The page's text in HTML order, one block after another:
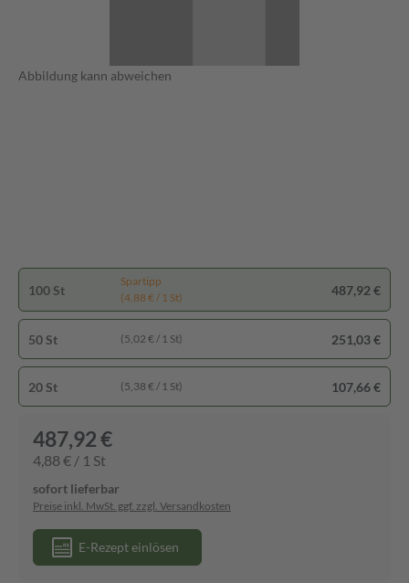
Abbildung kann abweichen
100 St
Spartipp
(4,88 € / 1 St)
487,92 €
50 St (5,02 € / 1 St) 251,03 €
20 St (5,38 € / 1 St) 107,66 €
487,92 €
4,88 € / 1 St
sofort lieferbar
Preise inkl. MwSt. ggf. zzgl. Versandkosten
E-Rezept einlösen